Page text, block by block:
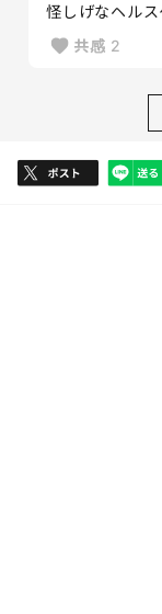
怪しげなヘル
共感 2